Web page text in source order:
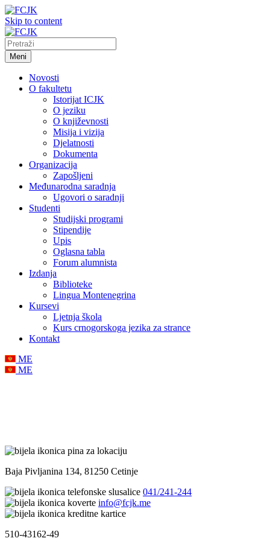
Skip to content
Meni
Novosti
O fakultetu
Istorijat ICJK
O jeziku
O književnosti
Misija i vizija
Djelatnosti
Dokumenta
Organizacija
Zapošljeni
Međunarodna saradnja
Ugovori o saradnji
Studenti
Studijski programi
Stipendije
Upis
Oglasna tabla
Forum alumnista
Izdanja
Biblioteke
Lingua Montenegrina
Kursevi
Ljetnja škola
Kurs crnogorskoga jezika za strance
Kontakt
ME
ME
Baja Pivljanina 134, 81250 Cetinje
041/241-244
info@fcjk.me
510-43162-49